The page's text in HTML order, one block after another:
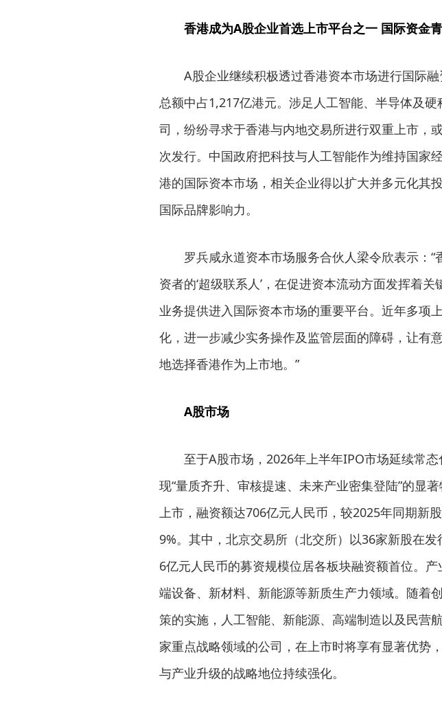
香港成为A股企业首选上市平台之一 国际资金
A股企业继续积极透过香港资本市场进行国际
总额中占1,217亿港元。涉足人工智能、半导体及
司，纷纷寻求于香港与内地交易所进行双重上市，
次发行。中国政府把科技与人工智能作为维持国家
港的国际资本市场，相关企业得以扩大并多元化其
国际品牌影响力。
罗兵咸永道资本市场服务合伙人梁令欣表示：
资者的‘超级联系人’，在促进资本流动方面发挥着
业务提供进入国际资本市场的重要平台。近年多项
化，进一步减少实务操作及监管层面的障碍，让有
地选择香港作为上市地。”
A股市场
至于A股市场，2026年上半年IPO市场延续常
现“量质齐升、审核提速、未来产业密集登陆”的显
上市，融资额达706亿元人民币，较2025年同期新
9%。其中，北京交易所（北交所）以36家新股在
6亿元人民币的募资规模位居各板块融资额首位。
端设备、新材料、新能源等新质生产力领域。随着
策的实施，人工智能、新能源、高端制造以及民营
家重点战略领域的公司，在上市时将享有显著优势
与产业升级的战略地位持续强化。